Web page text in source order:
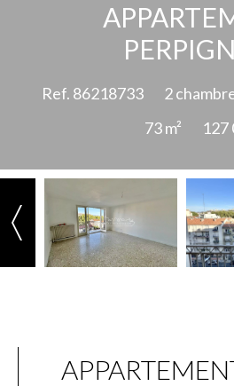
Ref. 86218733 2
73 m²
127